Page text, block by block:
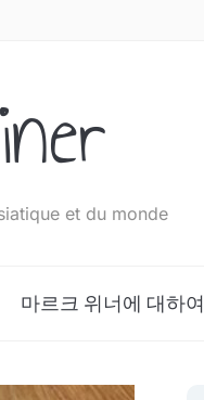
et du monde
마르크 위너에 대하여